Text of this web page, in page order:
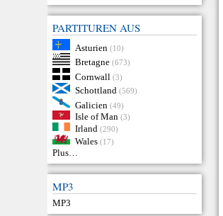
PARTITUREN AUS
Asturien (10)
Bretagne (673)
Cornwall (3)
Schottland (569)
Galicien (49)
Isle of Man (3)
Irland (290)
Wales (17)
Plus…
MP3
MP3